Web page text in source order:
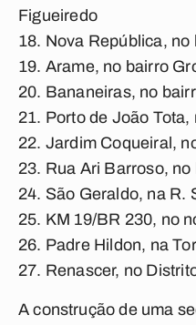
Figueiredo
Nova República, no
Arame, no bairro
Bananeiras, no
Porto de João
Jardim Coqueiral,
Rua Ari Barroso,
São Geraldo, na R.
KM 19/BR 230, no
Padre Hildon, na
Renascer, no
A construção de uma